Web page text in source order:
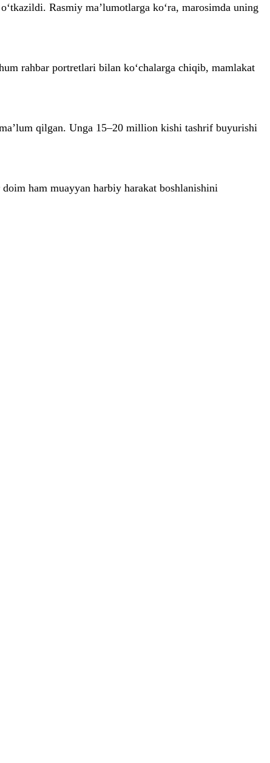
Rasmiy ma’lumotlarga ko‘ra, marosimda uning
rahbar portretlari bilan ko‘chalarga chiqib, mamlakat
qilgan. Unga 15–20 million kishi tashrif buyurishi
ham muayyan harbiy harakat boshlanishini